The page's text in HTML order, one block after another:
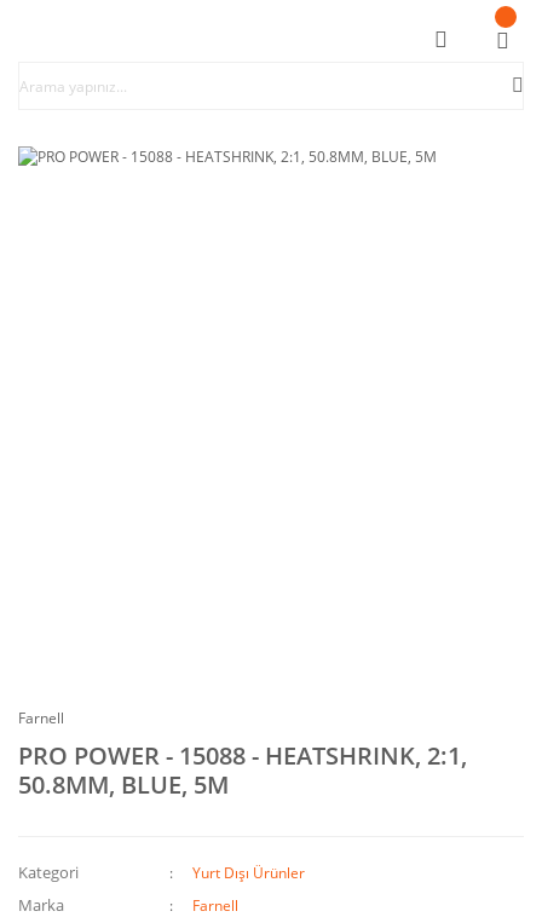
Farnell
PRO POWER - 15088 - HEATSHRINK, 2:1,
50.8MM, BLUE, 5M
Kategori Yurt Dışı Ürünler
Marka Farnell